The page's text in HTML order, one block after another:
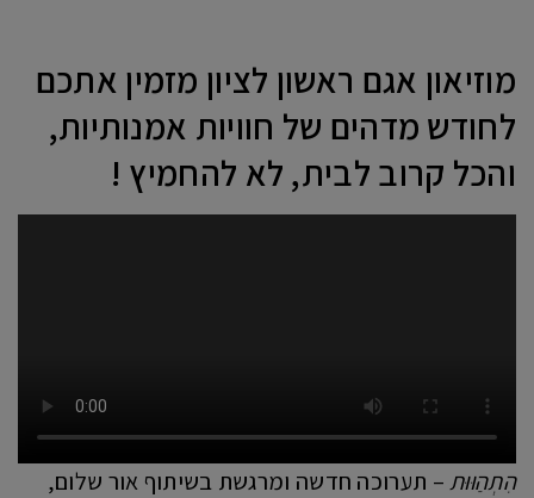
מוזיאון אגם ראשון לציון מזמין אתכם
לחודש מדהים של חוויות אמנותיות,
והכל קרוב לבית, לא להחמיץ !
הִתְהַוּוּת– תערוכה חדשה ומרגשת בשיתוף אור שלום,